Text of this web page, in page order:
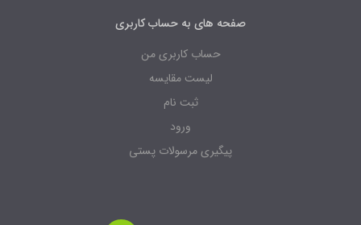
صفحه های به حساب کاربری
حساب کاربری من
لیست مقایسه
ثبت نام
ورود
پیگیری مرسولات پستی